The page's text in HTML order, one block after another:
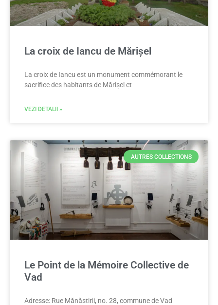
La croix de Iancu de Mărișel
La croix de Iancu est un monument commémorant le
sacrifice des habitants de Mărișel et
VEZI DETALII »
AUTRES COLLECTIONS
Le Point de la Mémoire Collective de
Vad
Adresse: Rue Mănăstirii, no. 28, commune de Vad